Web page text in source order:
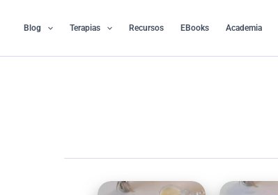
Blog Terapias Recursos EBooks Academia